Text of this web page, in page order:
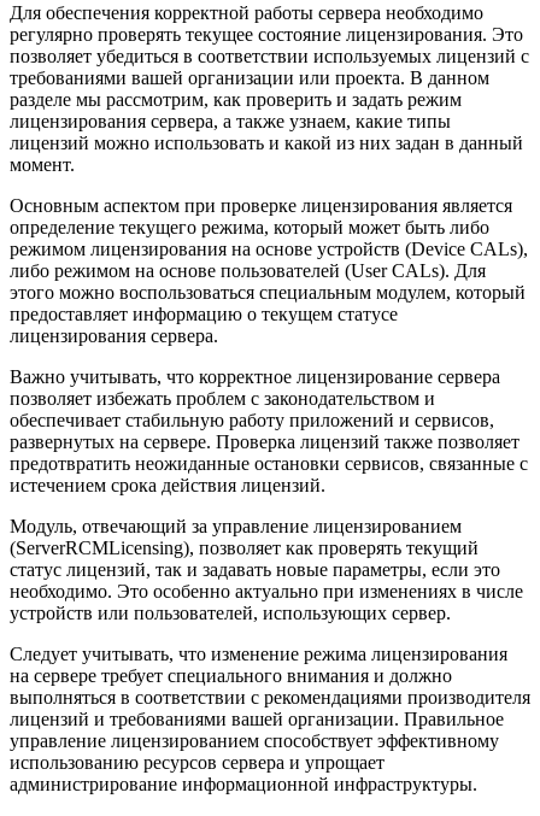
Для обеспечения корректной работы сервера необходимо
регулярно проверять текущее состояние лицензирования. Это
позволяет убедиться в соответствии используемых лицензий с
требованиями вашей организации или проекта. В данном
разделе мы рассмотрим, как проверить и задать режим
лицензирования сервера, а также узнаем, какие типы
лицензий можно использовать и какой из них задан в данный
момент.
Основным аспектом при проверке лицензирования является
определение текущего режима, который может быть либо
режимом лицензирования на основе устройств (Device CALs),
либо режимом на основе пользователей (User CALs). Для
этого можно воспользоваться специальным модулем, который
предоставляет информацию о текущем статусе
лицензирования сервера.
Важно учитывать, что корректное лицензирование сервера
позволяет избежать проблем с законодательством и
обеспечивает стабильную работу приложений и сервисов,
развернутых на сервере. Проверка лицензий также позволяет
предотвратить неожиданные остановки сервисов, связанные с
истечением срока действия лицензий.
Модуль, отвечающий за управление лицензированием
(ServerRCMLicensing), позволяет как проверять текущий
статус лицензий, так и задавать новые параметры, если это
необходимо. Это особенно актуально при изменениях в числе
устройств или пользователей, использующих сервер.
Следует учитывать, что изменение режима лицензирования
на сервере требует специального внимания и должно
выполняться в соответствии с рекомендациями производителя
лицензий и требованиями вашей организации. Правильное
управление лицензированием способствует эффективному
использованию ресурсов сервера и упрощает
администрирование информационной инфраструктуры.